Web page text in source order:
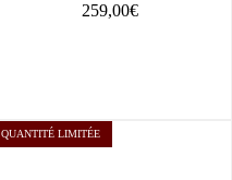
259,00€
QUANTITÉ LIMITÉE